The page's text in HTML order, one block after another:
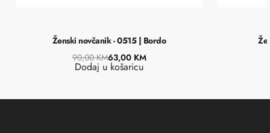
Ženski novčanik - 0515 | Bordo
90,00KM63,00 KM
Dodaj u košaricu